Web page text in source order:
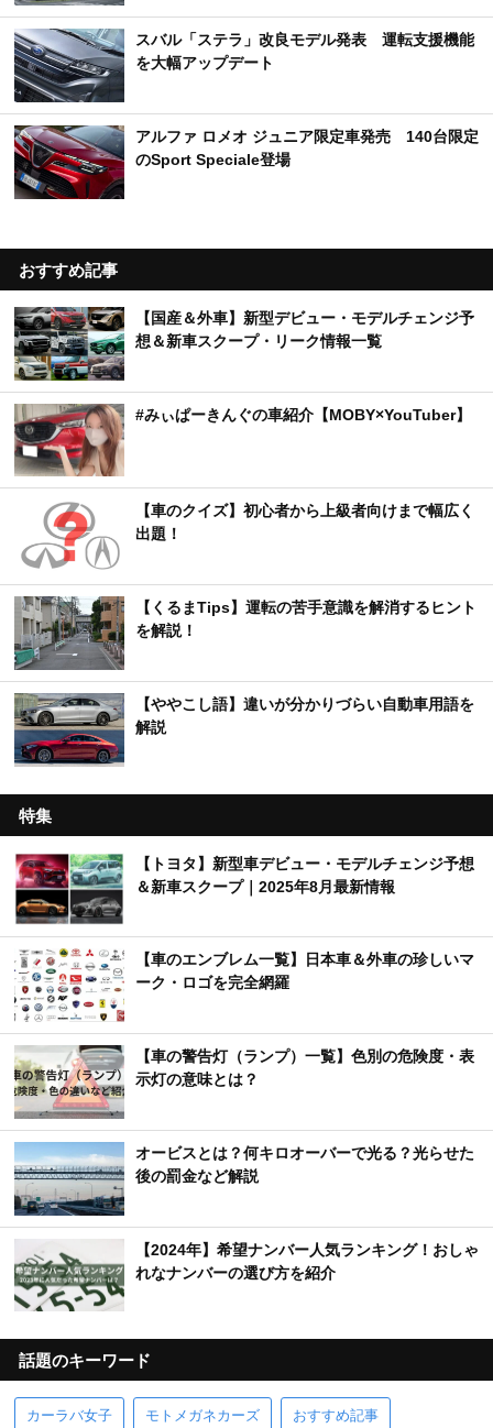
スバル「ステラ」改良モデル発表 運転支援機能
を大幅アップデート
アルファ ロメオ ジュニア限定車発売 140台限定
のSport Speciale登場
おすすめ記事
【国産＆外車】新型デビュー・モデルチェンジ予
想＆新車スクープ・リーク情報一覧
#みぃぱーきんぐの車紹介【MOBY×YouTuber】
【車のクイズ】初心者から上級者向けまで幅広く
出題！
【くるまTips】運転の苦手意識を解消するヒント
を解説！
【ややこし語】違いが分かりづらい自動車用語を
解説
特集
【トヨタ】新型車デビュー・モデルチェンジ予想
＆新車スクープ｜2025年8月最新情報
【車のエンブレム一覧】日本車＆外車の珍しいマ
ーク・ロゴを完全網羅
【車の警告灯（ランプ）一覧】色別の危険度・表
示灯の意味とは？
オービスとは？何キロオーバーで光る？光らせた
後の罰金など解説
【2024年】希望ナンバー人気ランキング！おしゃ
れなナンバーの選び方を紹介
話題のキーワード
カーラバ女子 モトメガネカーズ おすすめ記事